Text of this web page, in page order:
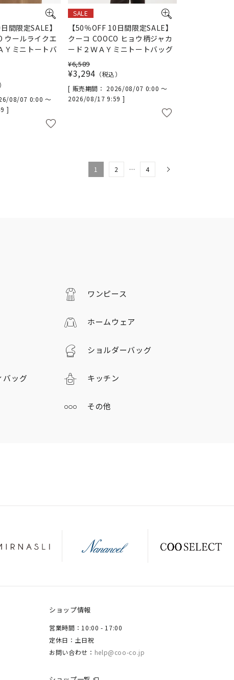
間限定SALE】
ウールライクエ
Ｙミニトートバ
08/07 0:00〜
SALE
【50％OFF 10日間限定SALE】
クーコ COOCO ヒョウ柄ジャカ
ード２ＷＡＹミニトートバッグ
¥6,589
¥3,294
税込
販売期間
2026/08/07 0:00 〜
2026/08/17 9:59
1 2 … 4
ワンピース
ホームウェア
ショルダーバッグ
バッグ キッチン
その他
ショップ情報
営業時間：10:00 - 17:00
定休日：土日祝
お問い合わせ： help@coo-co.jp